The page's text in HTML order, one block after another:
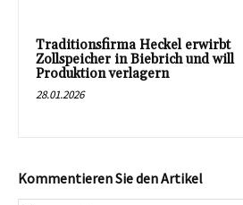
Traditionsfirma Heckel erwirbt
Zollspeicher in Biebrich und will
Produktion verlagern
28.01.2026
Kommentieren Sie den Artikel